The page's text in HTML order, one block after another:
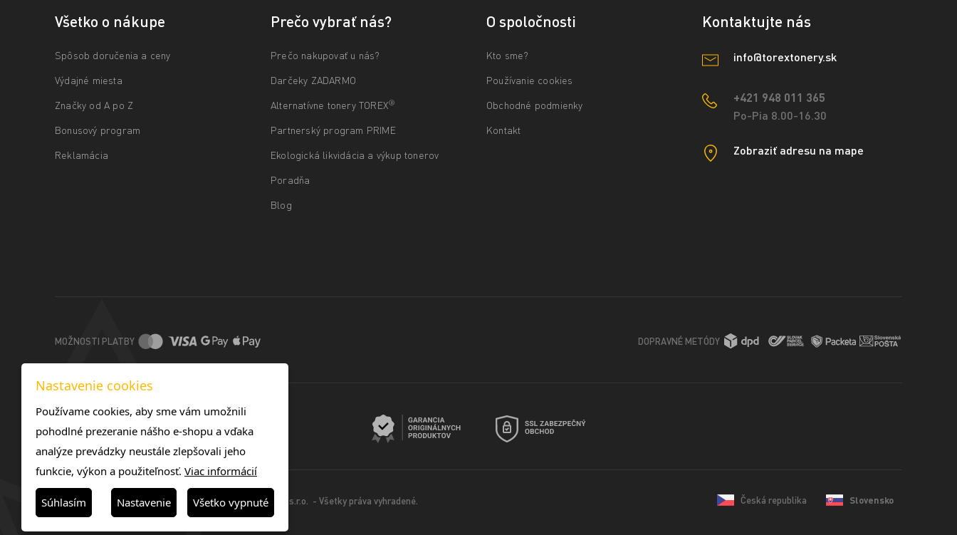
Všetko o nákupe
Spôsob doručenia a ceny
Výdajné miesta
Značky od A po Z
Bonusový program
Reklamácia
Prečo vybrať nás?
Prečo nakupovať u nás?
Darčeky ZADARMO
Alternatívne tonery TOREX®
Partnerský program PRIME
Ekologická likvidácia a výkup tonerov
Poradňa
Blog
O spoločnosti
Kto sme?
Používanie cookies
Obchodné podmienky
Kontakt
Kontaktujte nás
info@torextonery.sk
+421 948 011 365
Po-Pia 8.00-16.30
Zobraziť adresu na mape
MOŽNOSTI PLATBY DOPRAVNÉ METÓDY
© 2025 -TOREX TONERS SK s.r.o. - Všetky práva vyhradené. Česká republika Slovensko
Nastavenie cookies
Používame cookies, aby sme vám umožnili
pohodlné prezeranie nášho e-shopu a vďaka
analýze prevádzky neustále zlepšovali jeho
funkcie, výkon a použiteľnosť. Viac informácií
Súhlasím Nastavenie Všetko vypnuté